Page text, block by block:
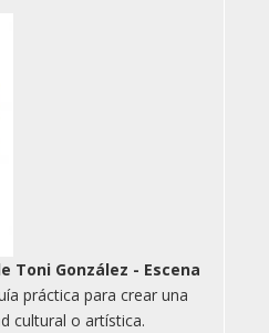
Toni González - Escena
práctica para crear una
cultural o artística.